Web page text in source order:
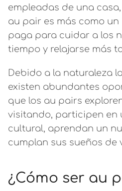
empleadas de una
au pair es más como
paga para cuidar a los
tiempo y relajarse más
Debido a la naturaleza
existen abundantes
que los au pairs
visitando, participen en
cultural, aprendan un
cumplan sus sueños de
¿Cómo ser au